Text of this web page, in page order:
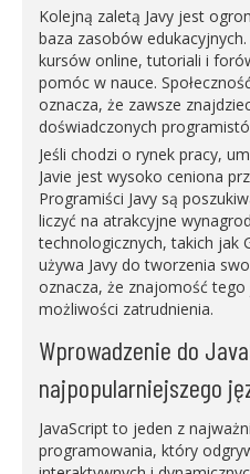
Kolejną zaletą Javy jest
baza zasobów
kursów online, tutoriali i
pomóc w nauce.
oznacza, że zawsze
doświadczonych
Jeśli chodzi o rynek pracy,
Javie jest wysoko ceniona
Programiści Javy są
liczyć na atrakcyjne
technologicznych, takich jak
używa Javy do tworzenia
oznacza, że znajomość
możliwości zatrudnienia.
Wprowadzenie do
najpopularniejszego
JavaScript to jeden z
programowania, który